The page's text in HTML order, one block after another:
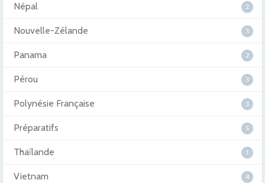
Népal 2
Nouvelle-Zélande 3
Panama 2
Pérou 3
Polynésie Française 3
Préparatifs 5
Thaïlande 1
Vietnam 4